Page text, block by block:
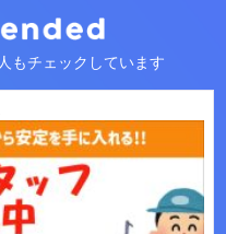
もチェックしています